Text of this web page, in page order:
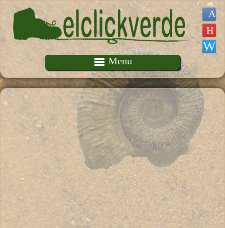
Pasar al contenido principal
Menu